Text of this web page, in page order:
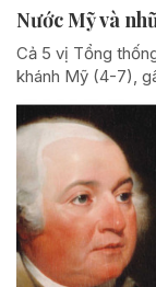
Nước Mỹ và
Cả 5 vị Tổng
khánh Mỹ (4-7),